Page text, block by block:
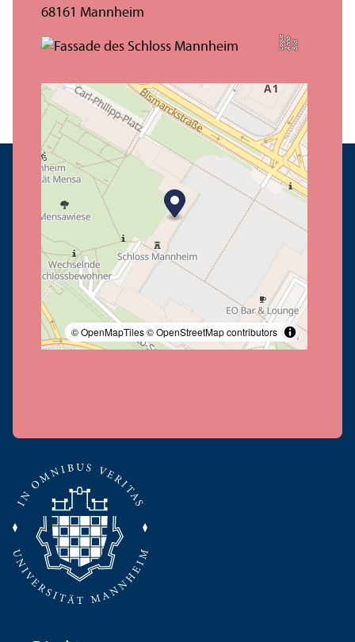
Bil
d:
A
n
n
aL
o
g
u
e
© OpenMapTiles© OpenStreetMap contributors
68161 Mannheim